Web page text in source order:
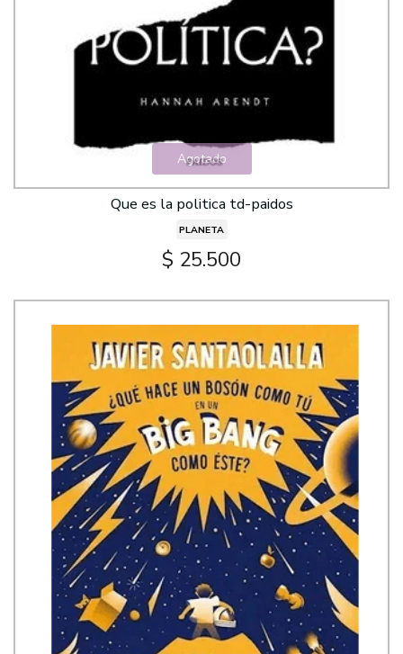
Agotado
Que es la politica td-paidos
PLANETA
$ 25.500